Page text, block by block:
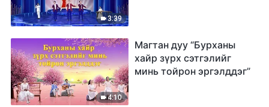
3:39
4:10
Магтан дуу “Бурханы
хайр зүрх сэтгэлийг
минь тойрон эргэлддэг”